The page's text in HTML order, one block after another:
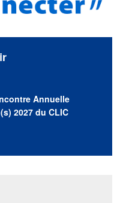
Annuelle
2027 du CLIC